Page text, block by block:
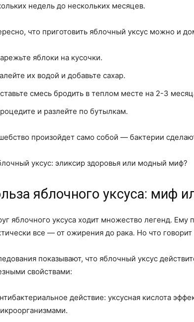
недель до нескольких месяцев.
что приготовить яблочный уксус можно и
яблоки на кусочки.
их водой и добавьте сахар.
смесь бродить в теплом месте на 2-3
и разлейте по бутылкам.
произойдет само собой — бактерии
яблочного уксуса: миф
яблочного уксуса ходит множество легенд. Ему
все — от ожирения до рака. Но что говорит
показывают, что яблочный уксус
свойствами:
действие: уксусная кислота